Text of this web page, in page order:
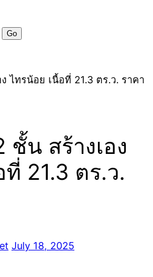
ชั้น สร้างเอง
21.3 ตร.ว.
July 18, 2025